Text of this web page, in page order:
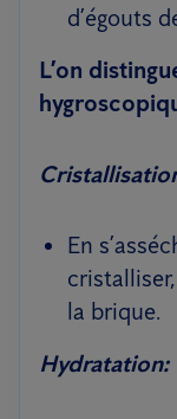
d’égouts
L’on
En
la brique.
Hydratation: